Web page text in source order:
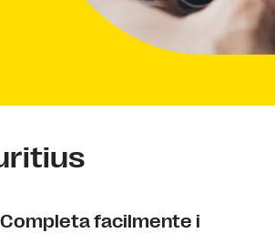
Completa facilmente i